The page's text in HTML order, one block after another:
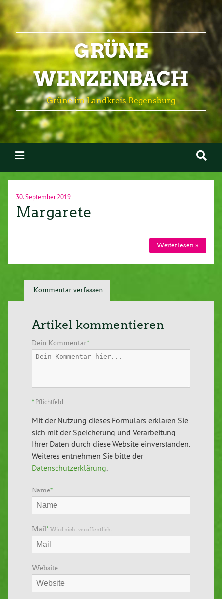
GRÜNE
WENZENBACH
Grüne im Landkreis Regensburg
30. September 2019
Margarete
Weiterlesen »
Kommentar verfassen
Artikel kommentieren
Dein Kommentar*
* Pflichtfeld
Mit der Nutzung dieses Formulars erklären Sie
sich mit der Speicherung und Verarbeitung
Ihrer Daten durch diese Website einverstanden.
Weiteres entnehmen Sie bitte der
Datenschutzerklärung.
Name*
Mail* Wird nicht veröffentlicht
Website